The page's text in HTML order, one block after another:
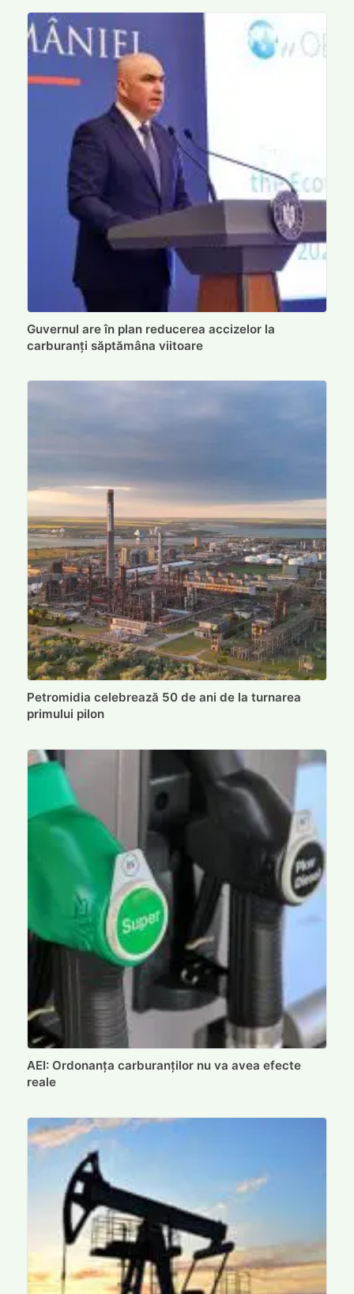
Guvernul are în plan reducerea accizelor la
carburanți săptămâna viitoare
Petromidia celebrează 50 de ani de la turnarea
primului pilon
AEI: Ordonanța carburanților nu va avea efecte
reale